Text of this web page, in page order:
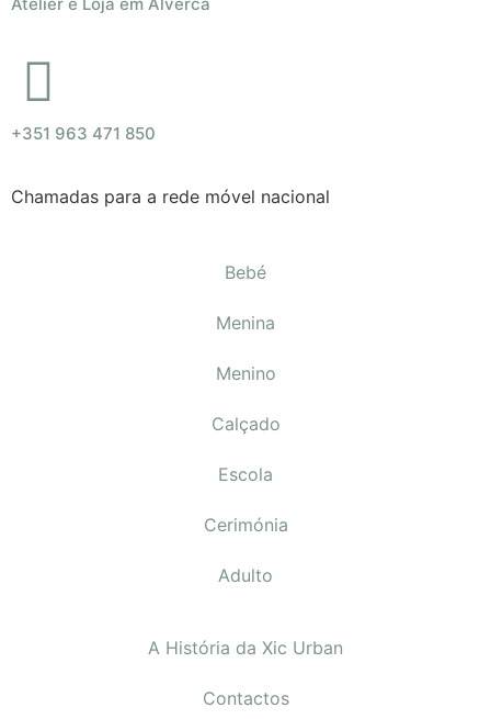
+351 963 471 850
Chamadas para a rede móvel nacional
Bebé
Menina
Menino
Calçado
Escola
Cerimónia
Adulto
A História da Xic Urban
Contactos